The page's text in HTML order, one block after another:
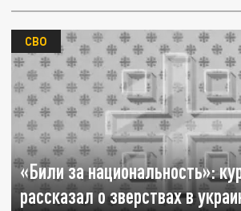
«Били за национальность»:
рассказал о зверствах в
СВО